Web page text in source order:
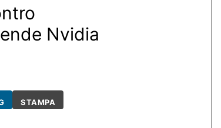
Nvidia
STAMPA